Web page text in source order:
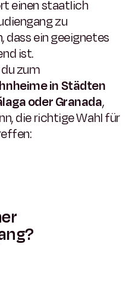
einen staatlich
zu
dass ein geeignetes
ist.
zum
in Städten
oder Granada,
die richtige Wahl für